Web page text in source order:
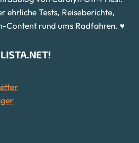
ehrliche Tests, Reiseberichte,
Content rund ums Radfahren. ♥